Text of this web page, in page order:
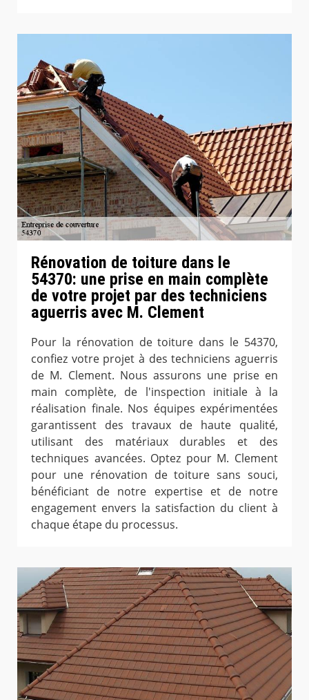
Rénovation de toiture dans le
54370: une prise en main complète
de votre projet par des techniciens
aguerris avec M. Clement
Pour la rénovation de toiture dans le 54370,
confiez votre projet à des techniciens aguerris
de M. Clement. Nous assurons une prise en
main complète, de l'inspection initiale à la
réalisation finale. Nos équipes expérimentées
garantissent des travaux de haute qualité,
utilisant des matériaux durables et des
techniques avancées. Optez pour M. Clement
pour une rénovation de toiture sans souci,
bénéficiant de notre expertise et de notre
engagement envers la satisfaction du client à
chaque étape du processus.